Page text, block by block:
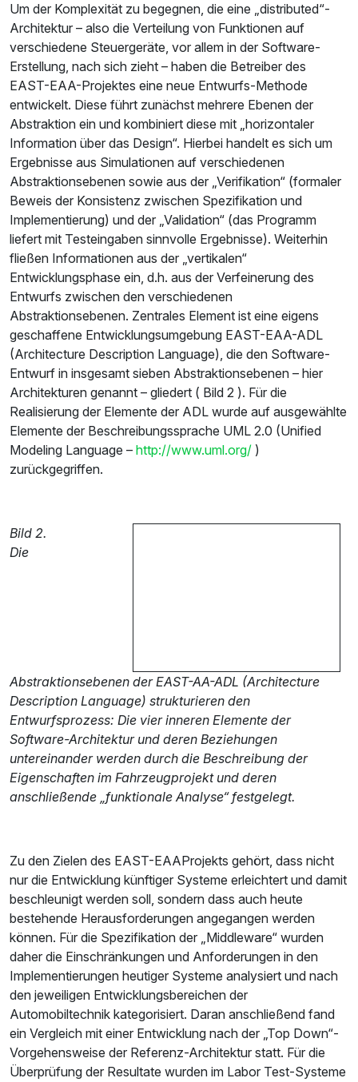
Um der Komplexität zu begegnen, die eine „distributed“-
Architektur – also die Verteilung von Funktionen auf
verschiedene Steuergeräte, vor allem in der Software-
Erstellung, nach sich zieht – haben die Betreiber des
EAST-EAA-Projektes eine neue Entwurfs-Methode
entwickelt. Diese führt zunächst mehrere Ebenen der
Abstraktion ein und kombiniert diese mit „horizontaler
Information über das Design“. Hierbei handelt es sich um
Ergebnisse aus Simulationen auf verschiedenen
Abstraktionsebenen sowie aus der „Verifikation“ (formaler
Beweis der Konsistenz zwischen Spezifikation und
Implementierung) und der „Validation“ (das Programm
liefert mit Testeingaben sinnvolle Ergebnisse). Weiterhin
fließen Informationen aus der „vertikalen“
Entwicklungsphase ein, d.h. aus der Verfeinerung des
Entwurfs zwischen den verschiedenen
Abstraktionsebenen. Zentrales Element ist eine eigens
geschaffene Entwicklungsumgebung EAST-EAA-ADL
(Architecture Description Language), die den Software-
Entwurf in insgesamt sieben Abstraktionsebenen – hier
Architekturen genannt – gliedert ( Bild 2 ). Für die
Realisierung der Elemente der ADL wurde auf ausgewählte
Elemente der Beschreibungssprache UML 2.0 (Unified
Modeling Language – http://www.uml.org/ )
zurückgegriffen.
Bild 2.
Die
Abstraktionsebenen der EAST-AA-ADL (Architecture
Description Language) strukturieren den
Entwurfsprozess: Die vier inneren Elemente der
Software-Architektur und deren Beziehungen
untereinander werden durch die Beschreibung der
Eigenschaften im Fahrzeugprojekt und deren
anschließende „funktionale Analyse“ festgelegt.
Zu den Zielen des EAST-EAAProjekts gehört, dass nicht
nur die Entwicklung künftiger Systeme erleichtert und damit
beschleunigt werden soll, sondern dass auch heute
bestehende Herausforderungen angegangen werden
können. Für die Spezifikation der „Middleware“ wurden
daher die Einschränkungen und Anforderungen in den
Implementierungen heutiger Systeme analysiert und nach
den jeweiligen Entwicklungsbereichen der
Automobiltechnik kategorisiert. Daran anschließend fand
ein Vergleich mit einer Entwicklung nach der „Top Down“-
Vorgehensweise der Referenz-Architektur statt. Für die
Überprüfung der Resultate wurden im Labor Test-Systeme